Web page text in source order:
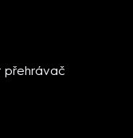
přehrávač